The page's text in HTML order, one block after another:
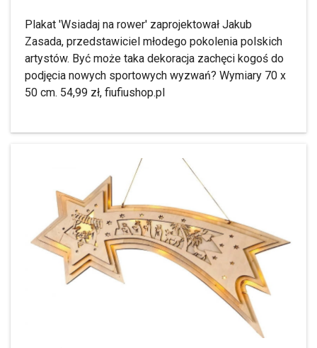
Plakat 'Wsiadaj na rower' zaprojektował Jakub
Zasada, przedstawiciel młodego pokolenia polskich
artystów. Być może taka dekoracja zachęci kogoś do
podjęcia nowych sportowych wyzwań? Wymiary 70 x
50 cm. 54,99 zł, fiufiushop.pl